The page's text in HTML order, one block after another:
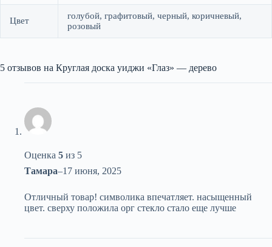
Цвет
голубой, графитовый, черный, коричневый,
розовый
5 отзывов на Круглая доска уиджи «Глаз» — дерево
Оценка 5 из 5
Тамара–17 июня, 2025
Отличный товар! символика впечатляет. насыщенный
цвет. сверху положила орг стекло стало еще лучше